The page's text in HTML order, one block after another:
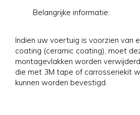
Belangrijke informatie:
Indien uw voertuig is voorzien van
coating (ceramic coating), moet
montagevlakken worden
die met 3M tape of carrosseriekit
kunnen worden bevestigd.